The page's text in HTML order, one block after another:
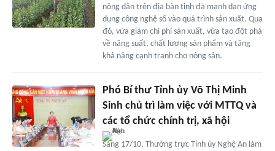
nông dân trên địa bàn tỉnh đã mạnh dạn ứng
dụng công nghệ số vào quá trình sản xuất. Qua
đó, vừa giảm chi phí sản xuất, vừa tạo đột phá
về năng suất, chất lượng sản phẩm và tăng
khả năng cạnh tranh cho nông sản.
Phó Bí thư Tỉnh ủy Võ Thị Minh
Sinh chủ trì làm việc với MTTQ và
các tổ chức chính trị, xã hội
Sáng 17/10, Thường trực Tỉnh ủy Nghệ An làm